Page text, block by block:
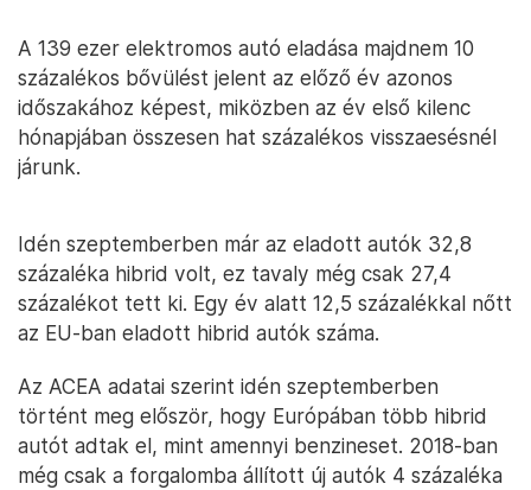
A 139 ezer elektromos autó eladása majdnem 10
százalékos bővülést jelent az előző év azonos
időszakához képest, miközben az év első kilenc
hónapjában összesen hat százalékos visszaesésnél
járunk.
Idén szeptemberben már az eladott autók 32,8
százaléka hibrid volt, ez tavaly még csak 27,4
százalékot tett ki. Egy év alatt 12,5 százalékkal nőtt
az EU-ban eladott hibrid autók száma.
Az ACEA adatai szerint idén szeptemberben
történt meg először, hogy Európában több hibrid
autót adtak el, mint amennyi benzineset. 2018-ban
még csak a forgalomba állított új autók 4 százaléka